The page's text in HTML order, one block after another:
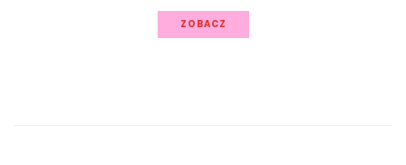
ZOBACZ